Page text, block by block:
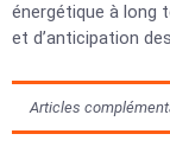
énergétique à long
et d’anticipation
Articles